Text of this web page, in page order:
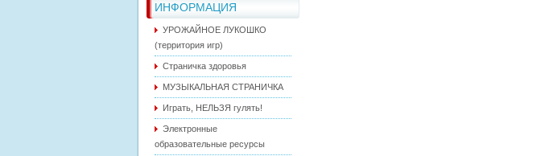
ИНФОРМАЦИЯ
УРОЖАЙНОЕ ЛУКОШКО
(территория игр)
Страничка здоровья
МУЗЫКАЛЬНАЯ СТРАНИЧКА
Играть, НЕЛЬЗЯ гулять!
Электронные
образовательные ресурсы